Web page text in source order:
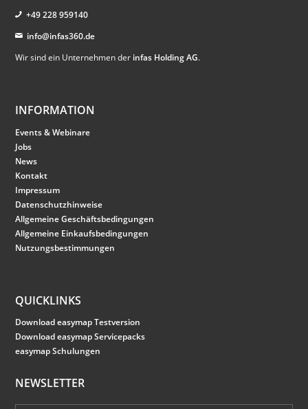
+49 228 959140
info@infas360.de
Wir sind ein Unternehmen der infas Holding AG.
INFORMATION
Events & Webinare
Jobs
News
Kontakt
Impressum
Datenschutzhinweise
Allgemeine Geschäftsbedingungen
Allgemeine Einkaufsbedingungen
Nutzungsbestimmungen
QUICKLINKS
Download easymap Testversion
Download easymap Servicepacks
easymap Schulungen
NEWSLETTER